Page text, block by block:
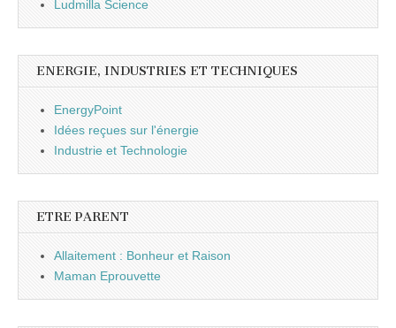
Ludmilla Science
ENERGIE, INDUSTRIES ET TECHNIQUES
EnergyPoint
Idées reçues sur l'énergie
Industrie et Technologie
ETRE PARENT
Allaitement : Bonheur et Raison
Maman Eprouvette